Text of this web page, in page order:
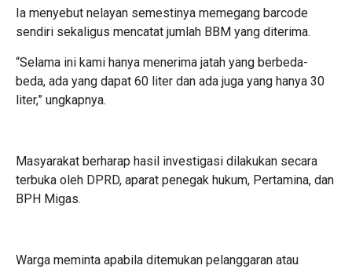
Ia menyebut nelayan semestinya memegang barcode
sendiri sekaligus mencatat jumlah BBM yang diterima.
“Selama ini kami hanya menerima jatah yang berbeda-
beda, ada yang dapat 60 liter dan ada juga yang hanya 30
liter,” ungkapnya.
Masyarakat berharap hasil investigasi dilakukan secara
terbuka oleh DPRD, aparat penegak hukum, Pertamina, dan
BPH Migas.
Warga meminta apabila ditemukan pelanggaran atau